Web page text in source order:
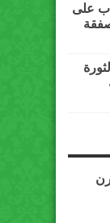
على